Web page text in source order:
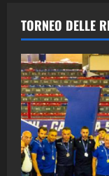
2
3
TORNEO DELLE